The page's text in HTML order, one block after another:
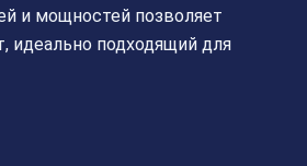
и мощностей позволяет
идеально подходящий для